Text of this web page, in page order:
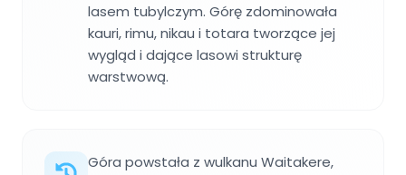
lasem tubylczym. Górę zdominowała
kauri, rimu, nikau i totara tworzące jej
wygląd i dające lasowi strukturę
warstwową.
Góra powstała z wulkanu Waitakere,